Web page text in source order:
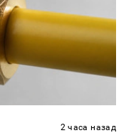
2 часа назад